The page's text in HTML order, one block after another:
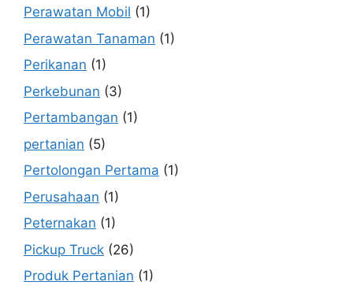
Perawatan Mobil (1)
Perawatan Tanaman (1)
Perikanan (1)
Perkebunan (3)
Pertambangan (1)
pertanian (5)
Pertolongan Pertama (1)
Perusahaan (1)
Peternakan (1)
Pickup Truck (26)
Produk Pertanian (1)